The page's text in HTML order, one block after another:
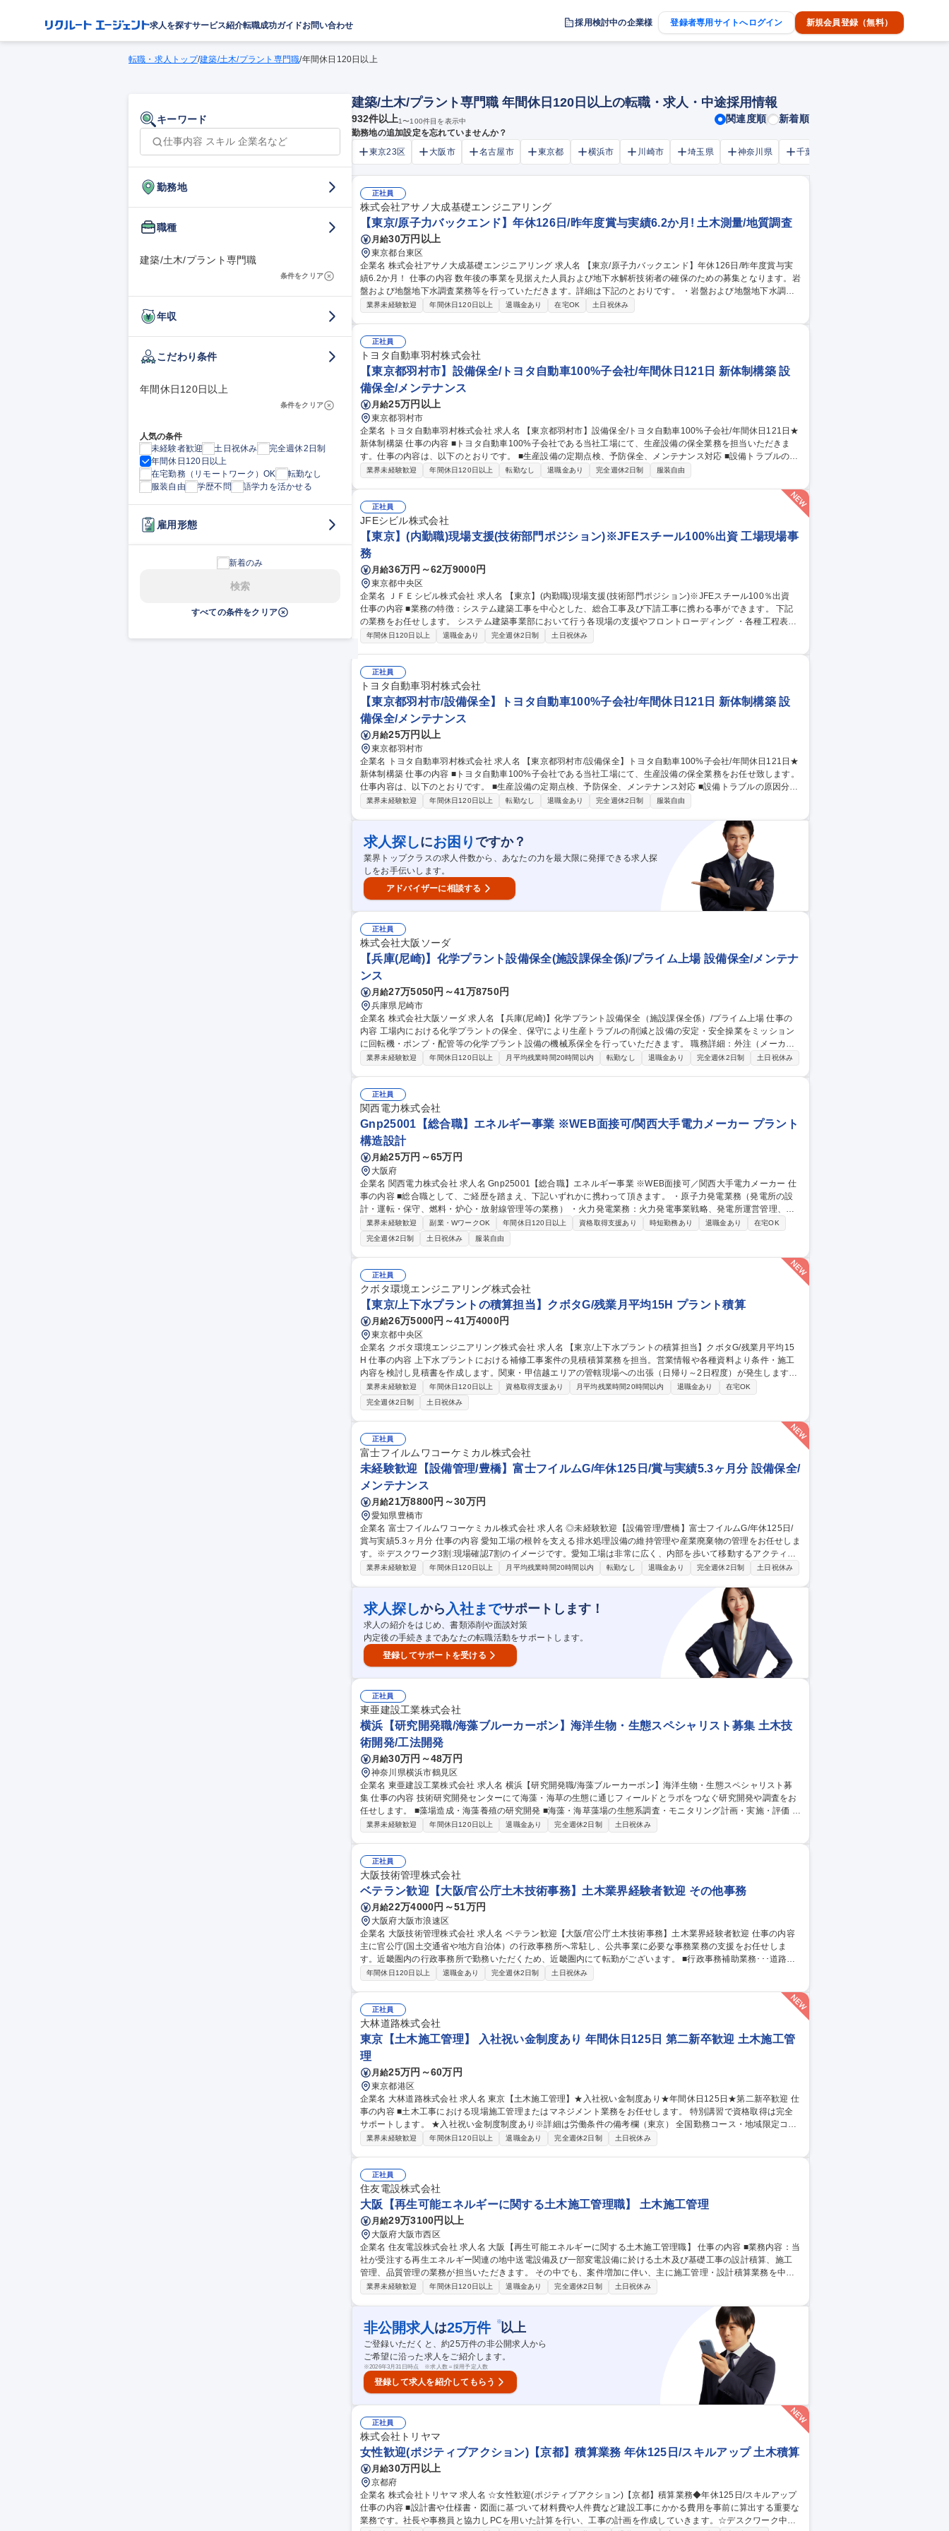
求人を探すサービス紹介転職成功ガイドお問い合わせ 採用検討中の企業様 登録者専用サイトへログイン 新規会員登録（無料）
転職・求人トップ/建築/土木/プラント専門職/年間休日120日以上
キーワード
勤務地
職種
建築/土木/プラント専門職
条件をクリア
年収
こだわり条件
年間休日120日以上
条件をクリア
人気の条件
未経験者歓迎
土日祝休み
完全週休2日制
年間休日120日以上
在宅勤務（リモートワーク）OK
転勤なし
服装自由
学歴不問 語学力を活かせる
雇用形態
新着のみ
検索
すべての条件をクリア
建築/土木/プラント専門職 年間休日120日以上の転職・求人・中途採用情報
932件以上1〜100件目を表示中 関連度順 新着順
勤務地の追加設定を忘れていませんか？
東京23区
大阪市 名古屋市 東京都 横浜市 川崎市 埼玉県 神奈川県 千葉市
正社員
株式会社アサノ大成基礎エンジニアリング
【東京/原子力バックエンド】年休126日/昨年度賞与実績6.2か月! 土木測量/地質調査
月給30万円以上
東京都台東区
企業名 株式会社アサノ大成基礎エンジニアリング 求人名 【東京/原子力バックエンド】年休126日/昨年度賞与実
績6.2か月！ 仕事の内容 数年後の事業を見据えた人員および地下水解析技術者の確保のための募集となります。岩
盤および地盤地下水調査業務等を行っていただきます。詳細は下記のとおりです。 ・岩盤および地盤地下水調査
業務（主に現場透水試験・数値解析） ・高レベル放射性廃棄物の地層処分及び天然資源開発分野における地表及
出向あり・調査（水圧・採水・温度）機器の設計・開発働く環境 募集職種 【東京/原子力バックエンド】年休126
日/昨年度賞与実績6.2か月！
業界未経験歓迎 年間休日120日以上 退職金あり 在宅OK 土日祝休み
正社員
トヨタ自動車羽村株式会社
【東京都羽村市】設備保全/トヨタ自動車100%子会社/年間休日121日 新体制構築 設
備保全/メンテナンス
月給25万円以上
東京都羽村市
企業名 トヨタ自動車羽村株式会社 求人名 【東京都羽村市】設備保全/トヨタ自動車100%子会社/年間休日121日★
新体制構築 仕事の内容 ■トヨタ自動車100%子会社である当社工場にて、生産設備の保全業務を担当いただきま
す。仕事の内容は、以下のとおりです。 ■生産設備の定期点検、予防保全、メンテナンス対応 ■設備トラブルの原
因分析および再発防止策の立案・実行 ■生産性向上に向けた設備改善 （安全・品質・コスト・稼働率の向上） ※
業界未経験歓迎 年間休日120日以上 転勤なし 退職金あり 完全週休2日制 服装自由
正社員
JFEシビル株式会社
【東京】(内勤職)現場支援(技術部門ポジション)※JFEスチール100%出資 工場現場事
務
月給36万円～62万9000円
東京都中央区
企業名 ＪＦＥシビル株式会社 求人名 【東京】(内勤職)現場支援(技術部門ポジション)※JFEスチール100％出資
仕事の内容 ■業務の特徴：システム建築工事を中心とした、総合工事及び下請工事に携わる事ができます。 下記
の業務をお任せします。 システム建築事業部において行う各現場の支援やフロントローディング ・各種工程表作
成 ・各工種施工計画書の作成 ・各種施工図、製作図のチェック ・簡易予算書の作成（初期発注計画書等） ・諸
年間休日120日以上 退職金あり 完全週休2日制 土日祝休み
正社員
トヨタ自動車羽村株式会社
【東京都羽村市/設備保全】トヨタ自動車100%子会社/年間休日121日 新体制構築 設
備保全/メンテナンス
月給25万円以上
東京都羽村市
企業名 トヨタ自動車羽村株式会社 求人名 【東京都羽村市/設備保全】トヨタ自動車100%子会社/年間休日121日★
新体制構築 仕事の内容 ■トヨタ自動車100%子会社である当社工場にて、生産設備の保全業務をお任せ致します。
仕事内容は、以下のとおりです。 ■生産設備の定期点検、予防保全、メンテナンス対応 ■設備トラブルの原因分析
および再発防止策の立案・実行 ■生産性向上に向けた設備改善 （安全・品質・コスト・稼働率の向上） ※建物の
業界未経験歓迎 年間休日120日以上 転勤なし 退職金あり 完全週休2日制 服装自由
求人探しにお困り ですか？
業界トップクラスの求人件数から、あなたの力を最大限に発揮できる求人探
しをお手伝いします。
アドバイザーに相談する
正社員
株式会社大阪ソーダ
【兵庫(尼崎)】化学プラント設備保全(施設課保全係)/プライム上場 設備保全/メンテナ
ンス
月給27万5050円～41万8750円
兵庫県尼崎市
企業名 株式会社大阪ソーダ 求人名 【兵庫(尼崎)】化学プラント設備保全（施設課保全係）/プライム上場 仕事の
内容 工場内における化学プラントの保全、保守により生産トラブルの削減と設備の安定・安全操業をミッション
に回転機・ポンプ・配管等の化学プラント設備の機械系保全を行っていただきます。 職務詳細：外注（メーカー
メンテナンス）と自社での保全の割合は半々となり、自社対応可能範囲を判断し、発注管理を行います。 1.工場
（施設課保全係）/プライム上場
業界未経験歓迎 年間休日120日以上 月平均残業時間20時間以内 転勤なし 退職金あり 完全週休2日制 土日祝休み
正社員
関西電力株式会社
Gnp25001【総合職】エネルギー事業 ※WEB面接可/関西大手電力メーカー プラント
構造設計
月給25万円～65万円
大阪府
企業名 関西電力株式会社 求人名 Gnp25001【総合職】エネルギー事業 ※WEB面接可／関西大手電力メーカー 仕
事の内容 ■総合職として、ご経歴を踏まえ、下記いずれかに携わって頂きます。 ・原子力発電業務（発電所の設
計・運転・保守、燃料・炉心・放射線管理等の業務） ・火力発電業務：火力発電事業戦略、発電所運営管理、火
力発電設備の設計・保守 他 ・送配電業務（電力設備の巡視点検業務、修理・取付の設計・工事監理業務、設備計
画／需給計画等の戦略・計画立案、国際事業） ※職種によっては、関西電力送配電株式会社へ配属となります。
基本的に現場を数年学んでいただき、各事業における計画・戦略立案業務等を担当いただく予定です。 募集職種
Gnp25001【総合職】エネルギー事業 ※WEB面接可／関西大手電力メーカー
業界未経験歓迎 副業・WワークOK 年間休日120日以上 資格取得支援あり 時短勤務あり 退職金あり
在宅OK
完全週休2日制
土日祝休み 服装自由
正社員
クボタ環境エンジニアリング株式会社
【東京/上下水プラントの積算担当】クボタG/残業月平均15H プラント積算
月給26万5000円～41万4000円
東京都中央区
企業名 クボタ環境エンジニアリング株式会社 求人名 【東京/上下水プラントの積算担当】クボタG/残業月平均15
H 仕事の内容 上下水プラントにおける補修工事案件の見積積算業務を担当。営業情報や各種資料より条件・施工
内容を検討し見積書を作成します。関東・甲信越エリアの管轄現場への出張（日帰り～2日程度）が発生します。
【業務詳細】■営業情報・図面資料からの条件検討および施工内容の検討 ■補修工事費用・見積積算の作成 ■現場
確認や打ち合わせに伴う出張（月2～3回程度／日帰り～2日） 【働きやすさ】繁忙期（5月中旬～10月末）と閑散
期が明確で、閑散期は残業ほぼ0時間の月もあり有給や長期休暇のコントロールがしやすい環境です。代休取得も
徹底されており、ワークライフバランスを保ちながら安心して長く働けます。 募集職種 【東京/上下水プラントの
積算担当】クボタG/残業月平均15H
業界未経験歓迎 年間休日120日以上 資格取得支援あり 月平均残業時間20時間以内 退職金あり
在宅OK
完全週休2日制
土日祝休み
正社員
富士フイルムワコーケミカル株式会社
未経験歓迎【設備管理/豊橋】富士フイルムG/年休125日/賞与実績5.3ヶ月分 設備保全/
メンテナンス
月給21万8800円～30万円
愛知県豊橋市
企業名 富士フイルムワコーケミカル株式会社 求人名 ◎未経験歓迎【設備管理/豊橋】富士フイルムG/年休125日/
賞与実績5.3ヶ月分 仕事の内容 愛知工場の根幹を支える排水処理設備の維持管理や産業廃棄物の管理をお任せしま
す。※デスクワーク3割:現場確認7割のイメージです。愛知工場は非常に広く、内部を歩いて移動するアクティブ
な業務が中心です。 【詳細】■工場排水処理設備の運転・点検管理(計器メーター数値の記録、活性汚泥の状態確
内で排出される廃棄物の一時保管、処理業者への引き渡し時の立ち合い、フォークリフトでの搬出操作) ■環境・
廃棄物に関するデータ集計、行政への提出書類作成補助 ■産廃業者との契約内容確認、管理運用 募集職種 ◎未経
験歓迎【設備管理/豊橋】富士フイルムG/年休125日/賞与実績5.3ヶ月分
業界未経験歓迎 年間休日120日以上 月平均残業時間20時間以内 転勤なし 退職金あり 完全週休2日制 土日祝休み
求人探しから 入社までサポートします！
求人の紹介をはじめ、書類添削や面談対策
内定後の手続きまであなたの転職活動をサポートします。
登録してサポートを受ける
正社員
東亜建設工業株式会社
横浜【研究開発職/海藻ブルーカーボン】海洋生物・生態スペシャリスト募集 土木技
術開発/工法開発
月給30万円～48万円
神奈川県横浜市鶴見区
企業名 東亜建設工業株式会社 求人名 横浜【研究開発職/海藻ブルーカーボン】海洋生物・生態スペシャリスト募
集 仕事の内容 技術研究開発センターにて海藻・海草の生態に通じフィールドとラボをつなぐ研究開発や調査をお
任せします。 ■藻場造成・海藻養殖の研究開発 ■海藻・海草藻場の生態系調査・モニタリング計画・実施・評価 ■
ブルーカーボン定量化（CO2吸収量の推定等） ■NBSの実装（港湾構造物と生態系の両立設計等） ■社外連携・技
業界未経験歓迎 年間休日120日以上 退職金あり 完全週休2日制 土日祝休み
正社員
大阪技術管理株式会社
ベテラン歓迎【大阪/官公庁土木技術事務】土木業界経験者歓迎 その他事務
月給22万4000円～51万円
大阪府大阪市浪速区
企業名 大阪技術管理株式会社 求人名 ベテラン歓迎【大阪/官公庁土木技術事務】土木業界経験者歓迎 仕事の内容
主に官公庁(国土交通省や地方自治体）の行政事務所へ常駐し、公共事業に必要な事務業務の支援をお任せしま
す。近畿圏内の行政事務所で勤務いただくため、近畿圏内にて転勤がございます。 ■行政事務補助業務･･･道路・
河川等を管理している行政事務所で地元説明に必要な資料や工事を発注するために必要な資料(CAD図面や積算資
機関において、施工会社の工事品質を検査したり、工事の進捗を管理したり、発注者の立場から工事を監督しま
す。 募集職種 ベテラン歓迎【大阪/官公庁土木技術事務】土木業界経験者歓迎
年間休日120日以上 退職金あり 完全週休2日制 土日祝休み
正社員
大林道路株式会社
東京【土木施工管理】 入社祝い金制度あり 年間休日125日 第二新卒歓迎 土木施工管
理
月給25万円～60万円
東京都港区
企業名 大林道路株式会社 求人名 東京【土木施工管理】★入社祝い金制度あり★年間休日125日★第二新卒歓迎 仕
事の内容 ■土木工事における現場施工管理またはマネジメント業務をお任せします。 特別講習で資格取得は完全
サポートします。 ★入社祝い金制度制度あり※詳細は労働条件の備考欄（東京） 全国勤務コース・地域限定コー
スが選べます。 迷った方は面談も可能です。 【仕事内容】 一般道路や高速道路、空港滑走路などの舗装工事に加
業界未経験歓迎 年間休日120日以上 退職金あり 完全週休2日制 土日祝休み
正社員
住友電設株式会社
大阪【再生可能エネルギーに関する土木施工管理職】 土木施工管理
月給29万3100円以上
大阪府大阪市西区
企業名 住友電設株式会社 求人名 大阪【再生可能エネルギーに関する土木施工管理職】 仕事の内容 ■業務内容：当
社が受注する再生エネルギー関連の地中送電設備及び一部変電設備に於ける土木及び基礎工事の設計積算、施工
管理、品質管理の業務が担当いただきます。 その中でも、案件増加に伴い、主に施工管理・設計積算業務を中心
にご担当いただきます。地中管路設備、変電所基礎等の調査・計画・設計積算・検査他となり、工事エリアは大
業界未経験歓迎 年間休日120日以上 退職金あり 完全週休2日制 土日祝休み
非公開求人 は25万件 ※以上
ご登録いただくと、約25万件の非公開求人から
ご希望に沿った求人をご紹介します。
※2026年3月31日時点 ※求人数＝採用予定人数
登録して求人を紹介してもらう
正社員
株式会社トリヤマ
女性歓迎(ポジティブアクション)【京都】積算業務 年休125日/スキルアップ 土木積算
月給30万円以上
京都府
企業名 株式会社トリヤマ 求人名 ☆女性歓迎(ポジティブアクション)【京都】積算業務◆年休125日/スキルアップ
仕事の内容 ■設計書や仕様書・図面に基づいて材料費や人件費など建設工事にかかる費用を事前に算出する重要な
業務です。社長や事務員と協力しPCを用いた計算を行い、工事の計画を作成していきます。☆デスクワーク中心